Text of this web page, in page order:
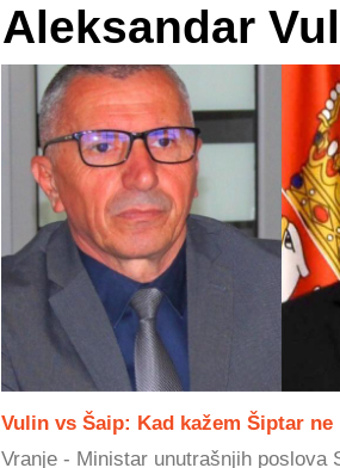
Aleksandar
Vulin vs Šaip: Kad kažem Šiptar
Vranje - Ministar unutrašnjih poslova